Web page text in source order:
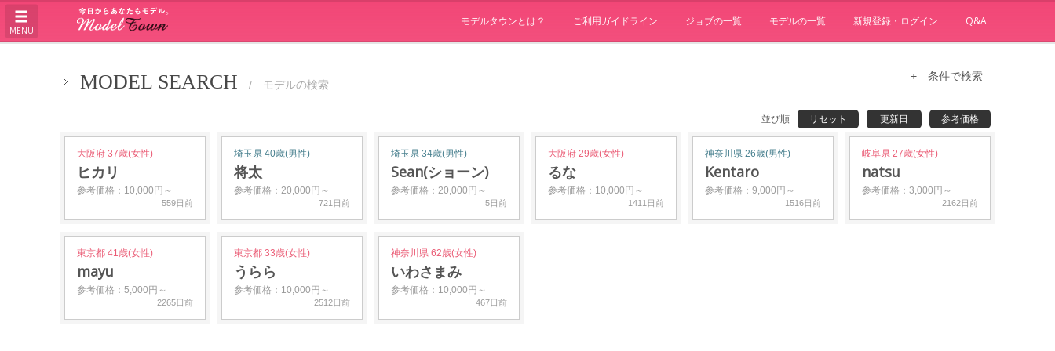
MENU
モデルタウンとは？ ご利用ガイドライン ジョブの一覧 モデルの一覧 新規登録・ログイン Q&A
MODEL SEARCH / モデルの検索
+ 条件で検索
並び順 リセット 更新日 参考価格
大阪府 37歳(女性)
ヒカリ
参考価格：10,000円～
559日前
埼玉県 40歳(男性)
将太
参考価格：20,000円～
721日前
埼玉県 34歳(男性)
Sean(ショーン)
参考価格：20,000円～
5日前
大阪府 29歳(女性)
るな
参考価格：10,000円～
1411日前
神奈川県 26歳(男性)
Kentaro
参考価格：9,000円～
1516日前
岐阜県 27歳(女性)
natsu
参考価格：3,000円～
2162日前
東京都 41歳(女性)
mayu
参考価格：5,000円～
2265日前
東京都 33歳(女性)
うらら
参考価格：10,000円～
2512日前
神奈川県 62歳(女性)
いわさまみ
参考価格：10,000円～
467日前